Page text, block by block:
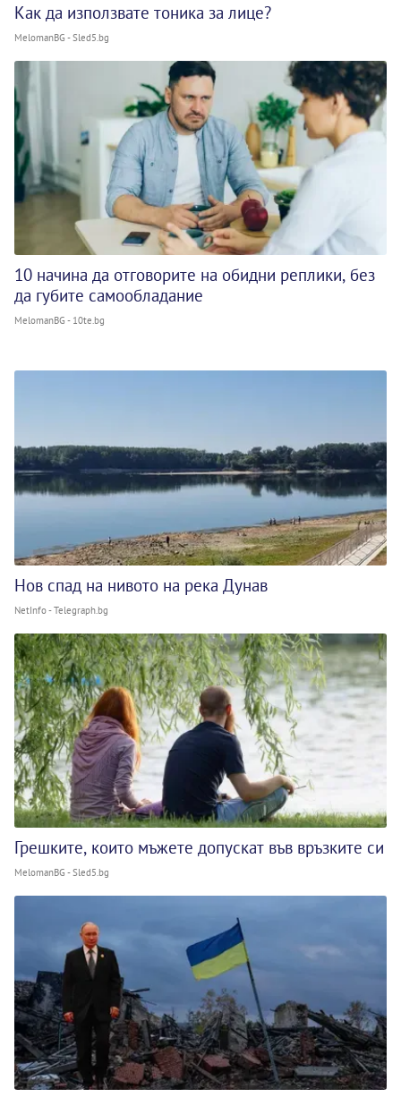
Как да използвате тоника за лице?
MelomanBG - Sled5.bg
10 начина да отговорите на обидни реплики, без
да губите самообладание
MelomanBG - 10te.bg
Нов спад на нивото на река Дунав
NetInfo - Telegraph.bg
Грешките, които мъжете допускат във връзките си
MelomanBG - Sled5.bg